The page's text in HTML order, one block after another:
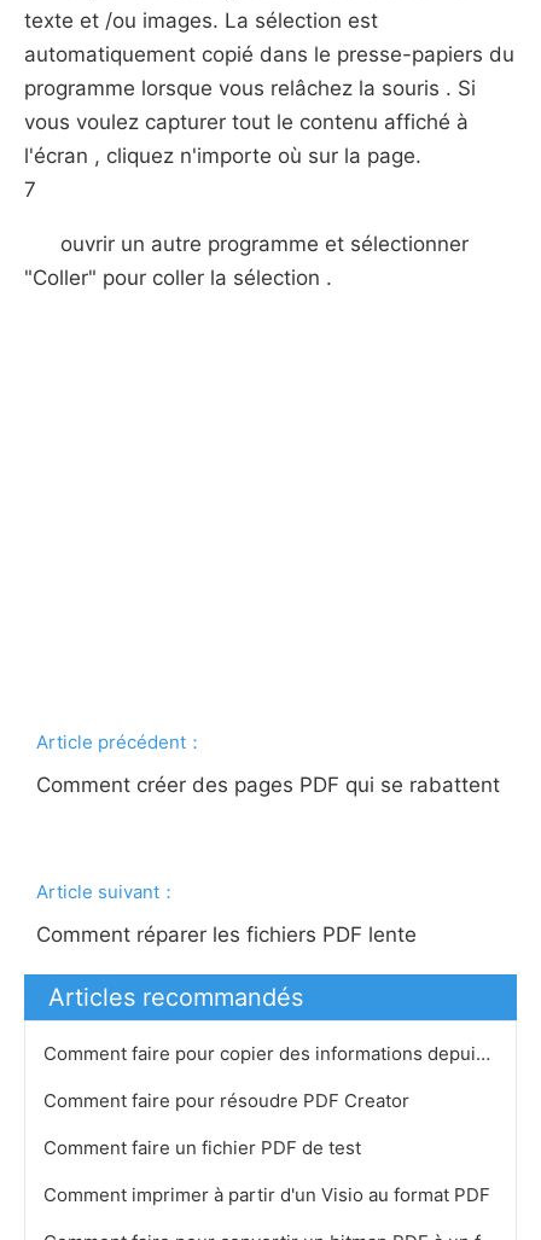
texte et /ou images. La sélection est
automatiquement copié dans le presse-papiers du
programme lorsque vous relâchez la souris . Si
vous voulez capturer tout le contenu affiché à
l'écran , cliquez n'importe où sur la page.
7
ouvrir un autre programme et sélectionner
"Coller" pour coller la sélection .
Article précédent：
Comment créer des pages PDF qui se rabattent
Article suivant：
Comment réparer les fichiers PDF lente
Articles recommandés
Comment faire pour copier des informations depuis un fichier Pdf
Comment faire pour résoudre PDF Creator
Comment faire un fichier PDF de test
Comment imprimer à partir d'un Visio au format PDF